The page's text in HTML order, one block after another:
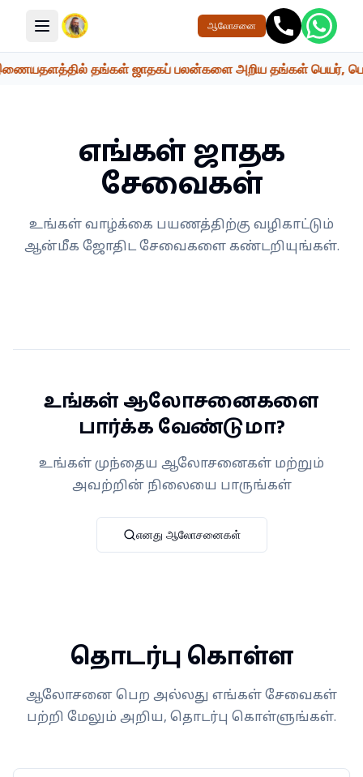
மெனு பொத்தான் ஆலோசனை
தங்கள் ஜாதகப் பலன்களை அறிய தங்கள் பெயர், பெற்றோர்
எங்கள் ஜாதக
சேவைகள்
உங்கள் வாழ்க்கை பயணத்திற்கு வழிகாட்டும்
ஆன்மீக ஜோதிட சேவைகளை கண்டறியுங்கள்.
உங்கள் ஆலோசனைகளை
பார்க்க வேண்டுமா?
உங்கள் முந்தைய ஆலோசனைகள் மற்றும்
அவற்றின் நிலையை பாருங்கள்
எனது ஆலோசனைகள்
தொடர்பு கொள்ள
ஆலோசனை பெற அல்லது எங்கள் சேவைகள்
பற்றி மேலும் அறிய, தொடர்பு கொள்ளுங்கள்.